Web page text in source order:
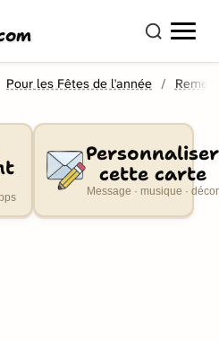
Pour les Fêtes de l'année
Personnaliser
cette carte
Message · musique · décor